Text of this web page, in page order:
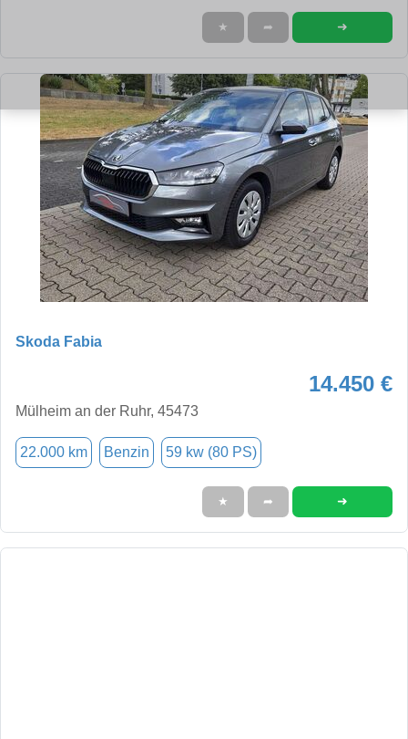
★ ➦ ➜
Skoda Fabia
14.450 €
Mülheim an der Ruhr, 45473
22.000 km Benzin 59 kw (80 PS)
★ ➦ ➜